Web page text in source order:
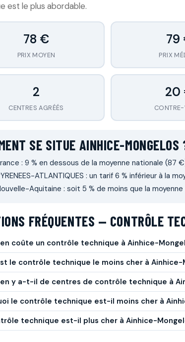
est le plus abordable.
78 €
PRIX MOYEN
79
PRIX
2
CENTRES AGRÉÉS
20
SE SITUE AINHICE-MONGELOS
: 9 % en dessous de la moyenne nationale (87
ATLANTIQUES : un tarif 6 % inférieur à la
Aquitaine : soit 5 % de moins que la
FRÉQUENTES — CONTRÔLE
coûte un contrôle technique à Ainhice-
le contrôle technique le moins cher à Ainhice-
y a-t-il de centres de contrôle technique à
le contrôle technique est-il moins cher à
technique est-il plus cher à Ainhice-